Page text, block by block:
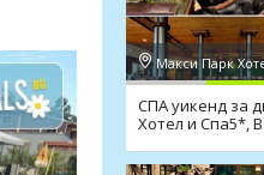
СПА уикенд за
Хотел и Спа5*,
вечеря*,